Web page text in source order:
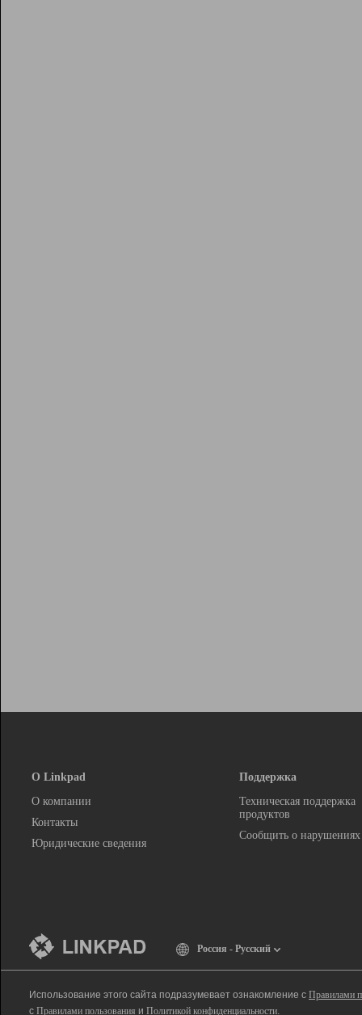
О Linkpad
О компании
Контакты
Юридические сведения
Поддержка
Техническая поддержка
продуктов
Сообщить о нарушениях
Россия - Русский
Использование этого сайта подразумевает ознакомление с Правилами
с Правилами пользования и Политикой конфиденциальности.